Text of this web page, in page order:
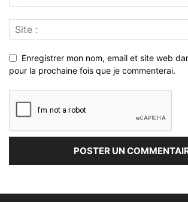
Enregistrer mon nom, email et site web
pour la prochaine fois que je commenterai.